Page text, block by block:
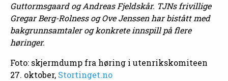
Guttormsgaard og Andreas Fjeldskår. TJNs frivillige
Gregar Berg-Rolness og Ove Jenssen har bistått med
bakgrunnsamtaler og konkrete innspill på flere
høringer.
Foto: skjermdump fra høring i utenrikskomiteen
27. oktober, Stortinget.no